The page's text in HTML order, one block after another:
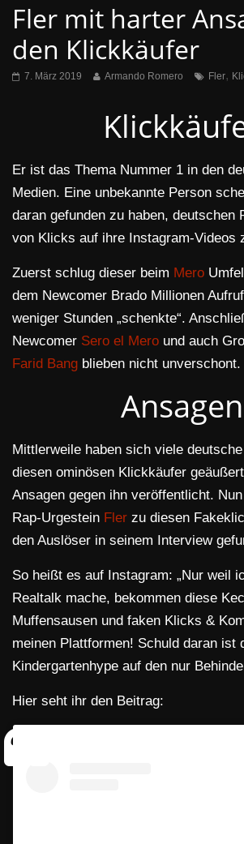
Fler mit harter
den Klickkäufer
7. März 2019 Armando Romero Fler,
Er ist das Thema Nummer 1 in den
Medien. Eine unbekannte Person
daran gefunden zu haben, deutschen
von Klicks auf ihre Instagram-Videos
Zuerst schlug dieser beim Mero
dem Newcomer Brado Millionen
weniger Stunden „schenkte“.
Newcomer Sero el Mero und auch
Farid Bang blieben nicht unverschont.
Ansagen
Mittlerweile haben sich viele
diesen ominösen Klickkäufer
Ansagen gegen ihn veröffentlicht.
Rap-Urgestein Fler zu diesen
den Auslöser in seinem Interview
So heißt es auf Instagram: „Nur weil
Realtalk mache, bekommen diese
Muffensausen und faken Klicks &
meinen Plattformen! Schuld daran ist
Kindergartenhype auf den nur
Hier seht ihr den Beitrag: